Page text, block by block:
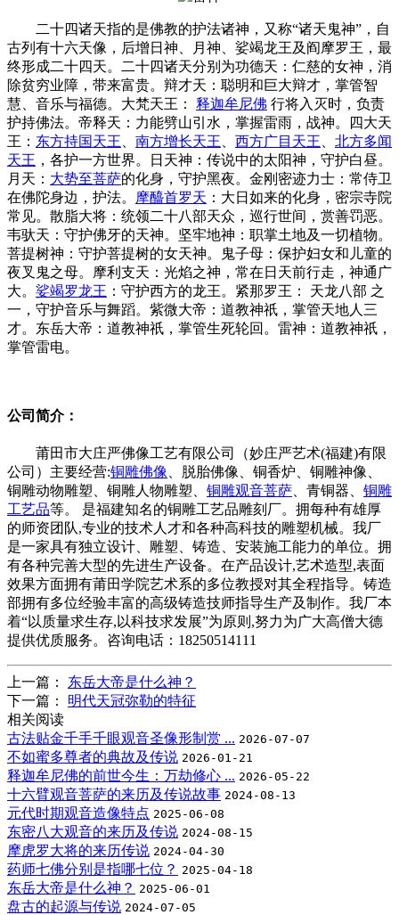
二十四诸天指的是佛教的护法诸神‌，又称“诸天鬼神”，自
古列有十六天像，后增日神、月神、娑竭龙王及阎摩罗王，最
终形成二十四天‌。二十四诸天分别为‌功德天‌：仁慈的女神，消
除贫穷业障，带来富贵‌。辩才天‌：聪明和巨大辩才，掌管智
慧、音乐与福德‌。大梵天王‌： 释迦牟尼佛 行将入灭时，负责
护持佛法‌。帝释天‌：力能劈山引水，掌握雷雨，战神‌。‌四大天
王‌： 东方持国天王、 南方增长天王、 西方广目天王、 北方多闻
天王 ，各护一方世界‌。日天神‌：传说中的太阳神，守护白昼‌。
月天‌： 大势至菩萨的化身，守护黑夜‌。金刚密迹力士‌：常侍卫
在佛陀身边，护法‌。 摩醯首罗天 ‌：大日如来的化身，密宗寺院
常见‌。散脂大将‌：统领二十八部天众，巡行世间，赏善罚恶‌。
韦驮天‌：守护佛牙的天神‌。坚牢地神‌：职掌土地及一切植物‌。
菩提树神‌：守护菩提树的女天神‌。鬼子母‌：保护妇女和儿童的
夜叉鬼之母‌。摩利支天‌：光焰之神，常在日天前行走，神通广
大‌。‌ 娑竭罗龙王 ‌：守护西方的龙王‌。紧那罗王‌： 天龙八部 之
一，守护音乐与舞蹈‌。紫微大帝‌：道教神祇，掌管天地人三
才‌。‌东岳大帝‌：道教神祇，掌管生死轮回‌。雷神‌：道教神祇，
掌管雷电‌。
公司简介：
莆田市大庄严佛像工艺有限公司（妙庄严艺术(福建)有限
公司）主要经营:铜雕佛像 、脱胎佛像、铜香炉、铜雕神像、
铜雕动物雕塑、铜雕人物雕塑、 铜雕观音菩萨 、青铜器、 铜雕
工艺品等。 是福建知名的铜雕工艺品雕刻厂。拥每种有雄厚
的师资团队,专业的技术人才和各种高科技的雕塑机械。我厂
是一家具有独立设计、雕塑、铸造、安装施工能力的单位。拥
有各种完善大型的先进生产设备。在产品设计,艺术造型,表面
效果方面拥有莆田学院艺术系的多位教授对其全程指导。铸造
部拥有多位经验丰富的高级铸造技师指导生产及制作。我厂本
着“以质量求生存,以科技求发展”为原则,努力为广大高僧大德
提供优质服务。咨询电话：18250514111
上一篇：
东岳大帝是什么神？
下一篇：
‌明代天冠弥勒的特征
相关阅读
古法贴金千手千眼观音圣像形制赏 ... 2026-07-07
不如蜜多尊者的典故及传说 2026-01-21
释迦牟尼佛的前世今生：万劫修心 ... 2026-05-22
十六臂观音菩萨的来历及传说故事 2024-08-13
元代时期观音造像特点 2025-06-08
东密八大观音的来历及传说 2024-08-15
摩虎罗大将的来历传说 2024-04-30
药师七佛分别是指哪七位？ 2025-04-18
东岳大帝是什么神？ 2025-06-01
盘古的起源与传说 2024-07-05